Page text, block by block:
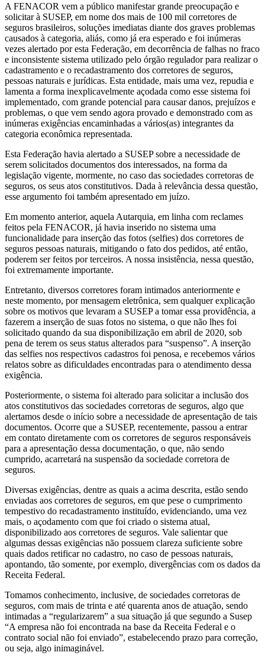
A FENACOR vem a público manifestar grande preocupação e
solicitar à SUSEP, em nome dos mais de 100 mil corretores de
seguros brasileiros, soluções imediatas diante dos graves problemas
causados à categoria, aliás, como já era esperado e foi inúmeras
vezes alertado por esta Federação, em decorrência de falhas no fraco
e inconsistente sistema utilizado pelo órgão regulador para realizar o
cadastramento e o recadastramento dos corretores de seguros,
pessoas naturais e jurídicas. Esta entidade, mais uma vez, repudia e
lamenta a forma inexplicavelmente açodada como esse sistema foi
implementado, com grande potencial para causar danos, prejuízos e
problemas, o que vem sendo agora provado e demonstrado com as
inúmeras exigências encaminhadas a vários(as) integrantes da
categoria econômica representada.
Esta Federação havia alertado a SUSEP sobre a necessidade de
serem solicitados documentos dos interessados, na forma da
legislação vigente, mormente, no caso das sociedades corretoras de
seguros, os seus atos constitutivos. Dada à relevância dessa questão,
esse argumento foi também apresentado em juízo.
Em momento anterior, aquela Autarquia, em linha com reclames
feitos pela FENACOR, já havia inserido no sistema uma
funcionalidade para inserção das fotos (selfies) dos corretores de
seguros pessoas naturais, mitigando o fato dos pedidos, até então,
poderem ser feitos por terceiros. A nossa insistência, nessa questão,
foi extremamente importante.
Entretanto, diversos corretores foram intimados anteriormente e
neste momento, por mensagem eletrônica, sem qualquer explicação
sobre os motivos que levaram a SUSEP a tomar essa providência, a
fazerem a inserção de suas fotos no sistema, o que não lhes foi
solicitado quando da sua disponibilização em abril de 2020, sob
pena de terem os seus status alterados para “suspenso”. A inserção
das selfies nos respectivos cadastros foi penosa, e recebemos vários
relatos sobre as dificuldades encontradas para o atendimento dessa
exigência.
Posteriormente, o sistema foi alterado para solicitar a inclusão dos
atos constitutivos das sociedades corretoras de seguros, algo que
alertamos desde o início sobre a necessidade de apresentação de tais
documentos. Ocorre que a SUSEP, recentemente, passou a entrar
em contato diretamente com os corretores de seguros responsáveis
para a apresentação dessa documentação, o que, não sendo
cumprido, acarretará na suspensão da sociedade corretora de
seguros.
Diversas exigências, dentre as quais a acima descrita, estão sendo
enviadas aos corretores de seguros, em que pese o cumprimento
tempestivo do recadastramento instituído, evidenciando, uma vez
mais, o açodamento com que foi criado o sistema atual,
disponibilizado aos corretores de seguros. Vale salientar que
algumas dessas exigências não possuem clareza suficiente sobre
quais dados retificar no cadastro, no caso de pessoas naturais,
apontando, tão somente, por exemplo, divergências com os dados da
Receita Federal.
Tomamos conhecimento, inclusive, de sociedades corretoras de
seguros, com mais de trinta e até quarenta anos de atuação, sendo
intimadas a “regularizarem” a sua situação já que segundo a Susep
“A empresa não foi encontrada na base da Receita Federal e o
contrato social não foi enviado”, estabelecendo prazo para correção,
ou seja, algo inimaginável.